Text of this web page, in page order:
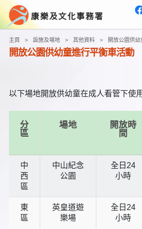
主頁 設施及場地 其他資料 開放公園供
開放公園供幼童進行平衡車活動
以下場地開放供幼童在成人看管下使
分
區
場地
開放時
間
中
西
區
中山紀念
公園
全日24
小時
東
區
英皇道遊
樂場
全日24
小時